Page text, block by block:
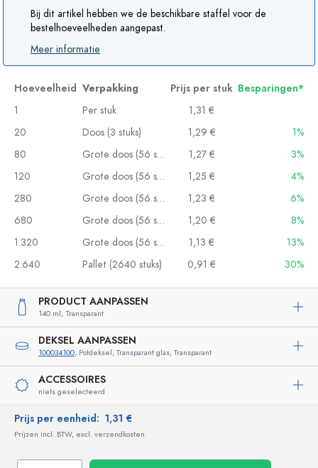
Bij dit artikel hebben we de beschikbare staffel voor de
bestelhoeveelheden aangepast.
Meer informatie
Hoeveelheid Verpakking Prijs per stuk Besparingen*
1
Per stuk
1,31 €
20
Doos (3 stuks) 1,29 €
1%
80
Grote doos (56 stuks) 1,27 €
3%
120
Grote doos (56 stuks) 1,25 €
4%
280
Grote doos (56 stuks) 1,23 €
6%
680
Grote doos (56 stuks) 1,20 €
8%
1.320
Grote doos (56 stuks) 1,13 €
13%
2.640
Pallet (2640 stuks) 0,91 € 30%
PRODUCT AANPASSEN
140 ml, Transparant
DEKSEL AANPASSEN
100034100, Potdeksel, Transparant glas, Transparant
ACCESSOIRES
niets geselecteerd
Prijs per eenheid: 1,31 €
Prijzen incl. BTW, excl. verzendkosten